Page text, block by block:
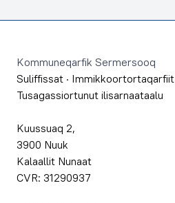
Kommuneqarfik Sermersooq
Suliffissat · Immikkoortortaqarfiit
Tusagassiortunut ilisarnaataalu
Kuussuaq 2,
3900 Nuuk
Kalaallit Nunaat
CVR: 31290937